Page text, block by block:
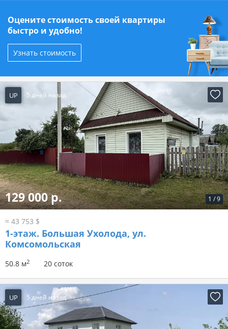
Оцените стоимость своей квартиры
быстро и удобно!
Узнать стоимость
UP 5 дней назад
1 /9
129 000 р.
≈ 43 753 $
1-этаж. Большая Ухолода, ул.
Комсомольская
50.8 м2 20 соток
UP 5 дней назад